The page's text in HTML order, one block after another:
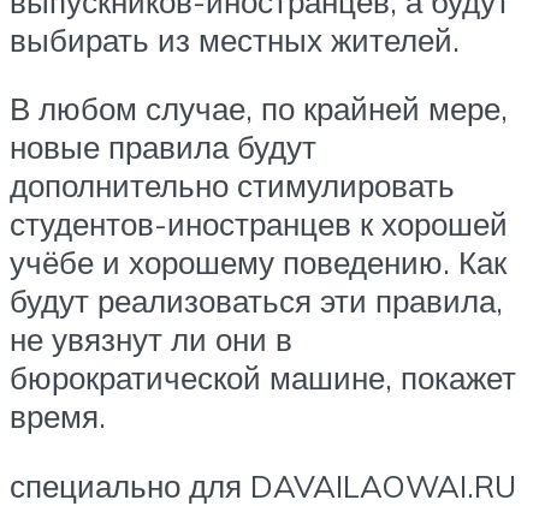
выбирать из местных жителей.
В любом случае, по крайней мере,
новые правила будут
дополнительно стимулировать
студентов-иностранцев к хорошей
учёбе и хорошему поведению. Как
будут реализоваться эти правила,
не увязнут ли они в
бюрократической машине, покажет
время.
специально для DAVAILAOWAI.RU